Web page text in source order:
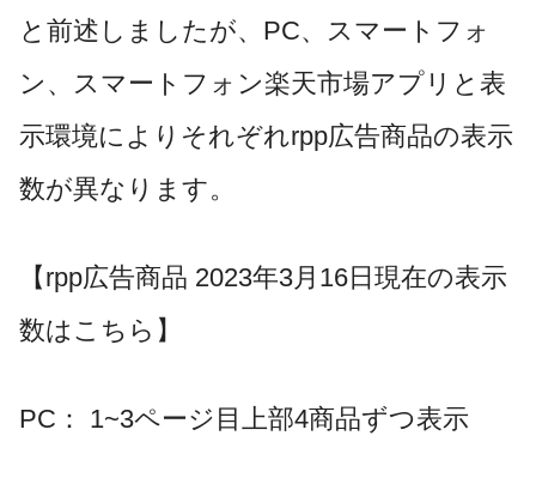
と前述しましたが、 PC、スマートフォ
ン、スマートフォン楽天市場アプリと表
示環境によりそれぞれrpp広告商品の表示
数が異なります。
【 rpp広告商品 2023年3月 16 日現在の表示
数はこちら】
PC ： 1~3ページ目上部4商品ずつ表示